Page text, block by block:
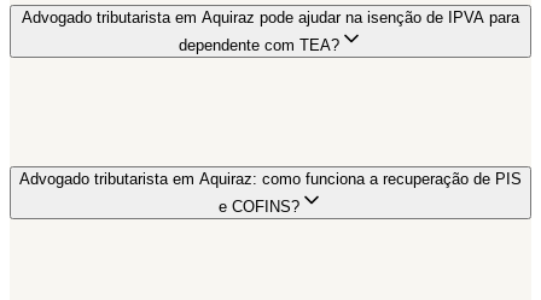
Advogado tributarista em Aquiraz pode ajudar na isenção de IPVA para
dependente com TEA?
Advogado tributarista em Aquiraz: como funciona a recuperação de PIS
e COFINS?